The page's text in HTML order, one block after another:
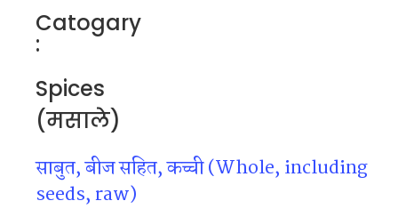
Catogary
:
Spices
(मसाले)
साबुत, बीज सहित, कच्ची (Whole, including
seeds, raw)